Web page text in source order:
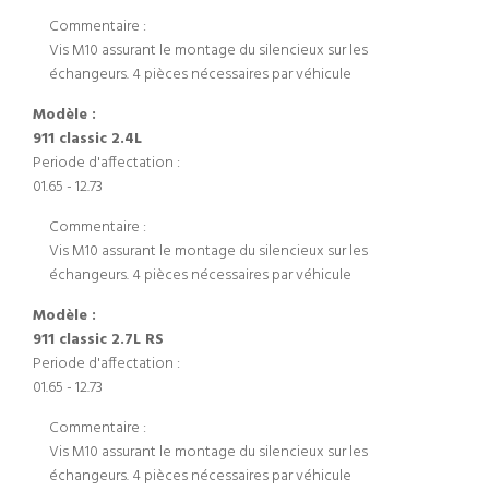
Commentaire :
Vis M10 assurant le montage du silencieux sur les
échangeurs. 4 pièces nécessaires par véhicule
Modèle :
911 classic 2.4L
Periode d'affectation :
01.65 - 12.73
Commentaire :
Vis M10 assurant le montage du silencieux sur les
échangeurs. 4 pièces nécessaires par véhicule
Modèle :
911 classic 2.7L RS
Periode d'affectation :
01.65 - 12.73
Commentaire :
Vis M10 assurant le montage du silencieux sur les
échangeurs. 4 pièces nécessaires par véhicule